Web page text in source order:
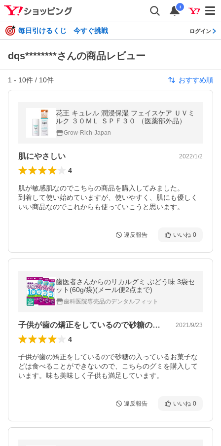
i
毎日引けるくじ 今すぐ挑戦 ログイン
dqs********さんの商品レビュー
1 - 10件 / 10件 おすすめ順
花王 キュレル 潤浸保湿 フェイスケア ＵＶミ
ルク ３０ＭＬ ＳＰＦ３０ （医薬部外品）
Grow-Rich-Japan
肌にやさしい 2022/1/2
4
肌が敏感肌なのでこちらの商品を購入してみました。
到着して使い始めていますが、使いやすく、肌にも優しく
いい商品なのでこれからも使っていこうと思います。
違反報告 いいね 0
歯医者さんからのリカルグミ ぶどう味 3袋セ
ット(60g/袋)(メール便2点まで)
歯科医院専売品のデンタルフィット
子供が歯の矯正をしているので砂糖の入っ… 2021/9/23
4
子供が歯の矯正をしているので砂糖の入っているお菓子な
どは食べることができないので、こちらのグミを購入して
います。味も美味しく子供も満足しています。
違反報告 いいね 0